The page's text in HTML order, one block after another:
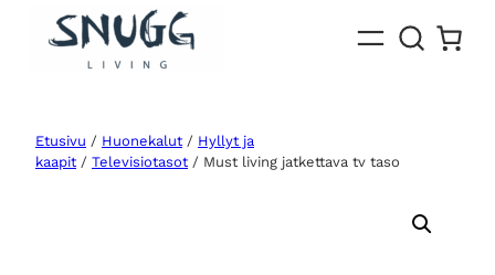
Etusivu / Huonekalut / Hyllyt ja
kaapit / Televisiotasot / Must living jatkettava tv taso